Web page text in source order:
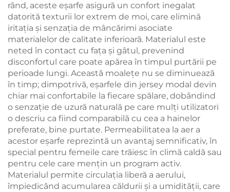
rând, aceste eşarfe asigură un confort inegalat
datorită texturii lor extrem de moi, care elimină
iritația și senzația de mâncărimi asociate
materialelor de calitate inferioară. Materialul este
neted în contact cu fața și gâtul, prevenind
disconfortul care poate apărea în timpul purtării pe
perioade lungi. Această moalețe nu se diminuează
în timp; dimpotrivă, eşarfele din jersey modal devin
chiar mai confortabile la fiecare spălare, dobândind
o senzație de uzură naturală pe care mulți utilizatori
o descriu ca fiind comparabilă cu cea a hainelor
preferate, bine purtate. Permeabilitatea la aer a
acestor eşarfe reprezintă un avantaj semnificativ, în
special pentru femeile care trăiesc în climă caldă sau
pentru cele care mențin un program activ.
Materialul permite circulația liberă a aerului,
împiedicând acumularea căldurii și a umidității, care